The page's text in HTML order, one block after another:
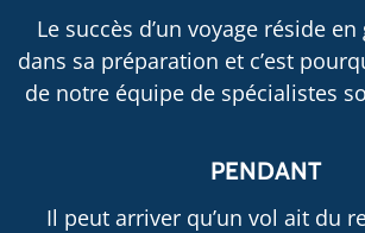
Le succès d’un voyage réside
dans sa préparation et c’est
de notre équipe de spécialistes
PENDANT
Il peut arriver qu’un vol ait du